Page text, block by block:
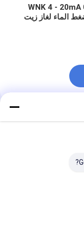
WNK 4 - 20mA
الماء لغاز زيت